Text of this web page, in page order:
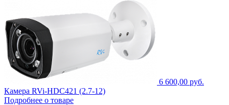
6 600,00 руб.
Камера RVi-HDC421 (2.7-12)
Подробнее о товаре